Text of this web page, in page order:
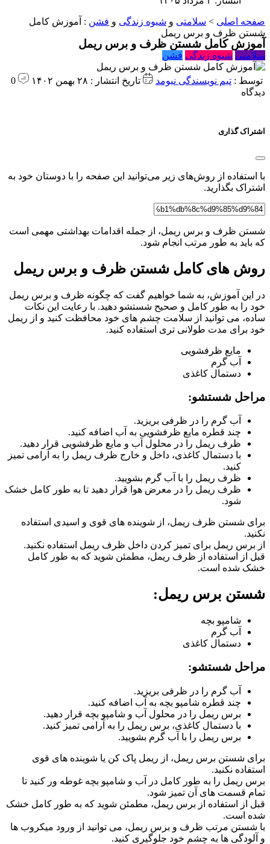
صفحه اصلی > سلامتی و شیوه زندگی و فشن : آموزش کامل
شستن ظرف و برس ریمل
آموزش کامل شستن ظرف و برس ریمل
سلامتی شیوه زندگی فشن
توسط : تیم نویسندگی نیومد تاریخ انتشار : ۲۸ بهمن ۱۴۰۲
0
دیدگاه
اشتراک گذاری
با استفاده از روش‌های زیر می‌توانید این صفحه را با دوستان خود به
اشتراک بگذارید.
شستن ظرف و برس ریمل، از جمله اقدامات بهداشتی مهمی است
که باید به طور مرتب انجام شود.
روش های کامل شستن ظرف و برس ریمل
در این آموزش، به شما خواهیم گفت که چگونه ظرف و برس ریمل
خود را به طور کامل و صحیح شستشو دهید. با رعایت این نکات
ساده، می توانید از سلامت چشم های خود محافظت کنید و از ریمل
خود برای مدت طولانی تری استفاده کنید.
مایع ظرفشویی
آب گرم
دستمال کاغذی
مراحل شستشو:
آب گرم را در ظرفی بریزید.
چند قطره مایع ظرفشویی به آب اضافه کنید.
ظرف ریمل را در محلول آب و مایع ظرفشویی قرار دهید.
با دستمال کاغذی، داخل و خارج ظرف ریمل را به آرامی تمیز
کنید.
ظرف ریمل را با آب گرم بشویید.
ظرف ریمل را در معرض هوا قرار دهید تا به طور کامل خشک
شود.
برای شستن ظرف ریمل، از شوینده های قوی و اسیدی استفاده
نکنید.
از برس ریمل برای تمیز کردن داخل ظرف ریمل استفاده نکنید.
قبل از استفاده از ظرف ریمل، مطمئن شوید که به طور کامل
خشک شده است.
شستن برس ریمل:
شامپو بچه
آب گرم
دستمال کاغذی
مراحل شستشو:
آب گرم را در ظرفی بریزید.
چند قطره شامپو بچه به آب اضافه کنید.
برس ریمل را در محلول آب و شامپو بچه قرار دهید.
با دستمال کاغذی، برس ریمل را به آرامی تمیز کنید.
برس ریمل را با آب گرم بشویید.
برای شستن برس ریمل، از ریمل پاک کن یا شوینده های قوی
استفاده نکنید.
برس ریمل را به طور کامل در آب و شامپو بچه غوطه ور کنید تا
تمام قسمت های آن تمیز شود.
قبل از استفاده از برس ریمل، مطمئن شوید که به طور کامل خشک
شده است.
با شستن مرتب ظرف و برس ریمل، می توانید از ورود میکروب ها
و آلودگی ها به چشم خود جلوگیری کنید.